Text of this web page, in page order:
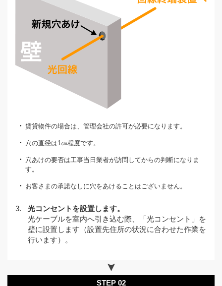
賃貸物件の場合は、管理会社の許可が必要になります。
穴の直径は1㎝程度です。
穴あけの要否は工事当日業者が訪問してからの判断になりま
す。
お客さまの承諾なしに穴をあけることはございません。
3.
光コンセントを設置します。
光ケーブルを室内へ引き込む際、「光コンセント」を
壁に設置します（設置先住所の状況に合わせた作業を
行います）。
STEP 02